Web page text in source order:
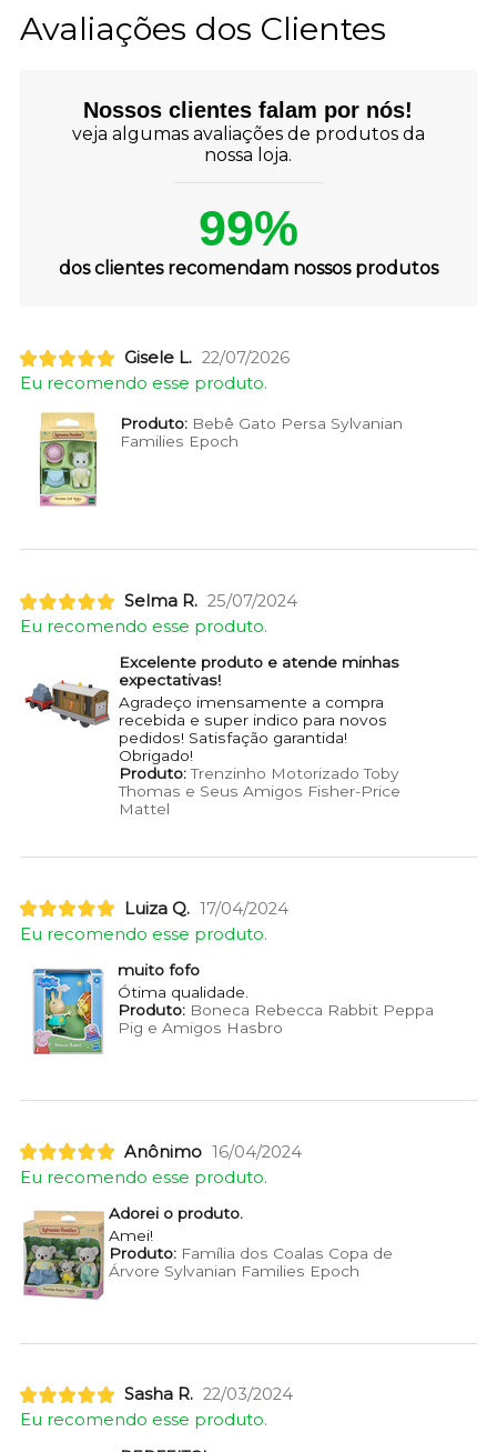
Avaliações dos Clientes
Nossos clientes falam por nós!
veja algumas avaliações de produtos da
nossa loja.
99%
dos clientes recomendam nossos produtos
Gisele L. 22/07/2026
Eu recomendo esse produto.
Produto:Bebê Gato Persa Sylvanian
Families Epoch
Selma R. 25/07/2024
Eu recomendo esse produto.
Excelente produto e atende minhas
expectativas!
Agradeço imensamente a compra
recebida e super indico para novos
pedidos! Satisfação garantida!
Obrigado!
Produto:Trenzinho Motorizado Toby
Thomas e Seus Amigos Fisher-Price
Mattel
Luiza Q. 17/04/2024
Eu recomendo esse produto.
muito fofo
Ótima qualidade.
Produto:Boneca Rebecca Rabbit Peppa
Pig e Amigos Hasbro
Anônimo 16/04/2024
Eu recomendo esse produto.
Adorei o produto.
Amei!
Produto:Família dos Coalas Copa de
Árvore Sylvanian Families Epoch
Sasha R. 22/03/2024
Eu recomendo esse produto.